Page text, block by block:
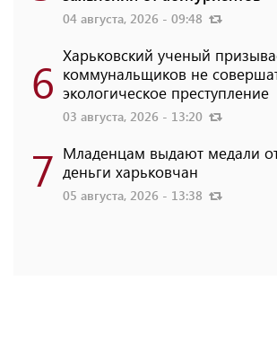
04 августа, 2026 - 09:48
6 Харьковский ученый
коммунальщиков не
экологическое преступление
03 августа, 2026 - 13:20
7 Младенцам выдают медали
деньги харьковчан
05 августа, 2026 - 13:38